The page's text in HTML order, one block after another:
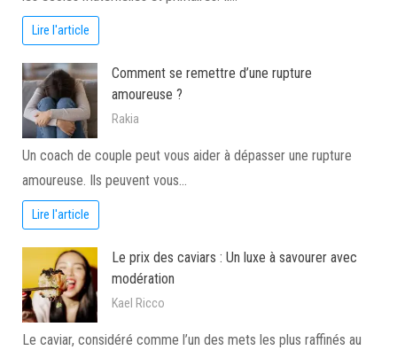
Lire l'article
Comment se remettre d’une rupture
amoureuse ?
Rakia
Un coach de couple peut vous aider à dépasser une rupture
amoureuse. Ils peuvent vous…
Lire l'article
Le prix des caviars : Un luxe à savourer avec
modération
Kael Ricco
Le caviar, considéré comme l’un des mets les plus raffinés au